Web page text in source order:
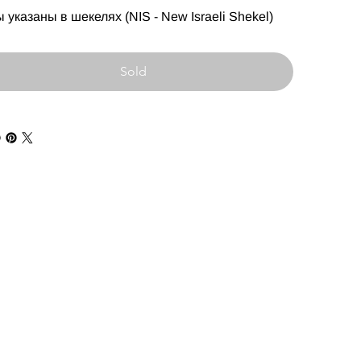
указаны в шекелях (NIS - New Israeli Shekel)
Sold